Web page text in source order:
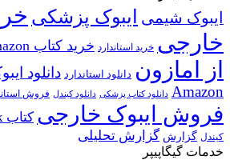
ایبوک شیمی ایبوک پزشکی
خارجی خرید استاندارد خرید کتاب amazon
از امازون دانلود استاندارد دانلود
Amazon دانلود کتاب پزشکی دانلود کیندل فروش
فروش ایبوک خارجی کتاب eBook
کیندل گزارش گزارش تحلیلی
خدمات گیگاپیپر